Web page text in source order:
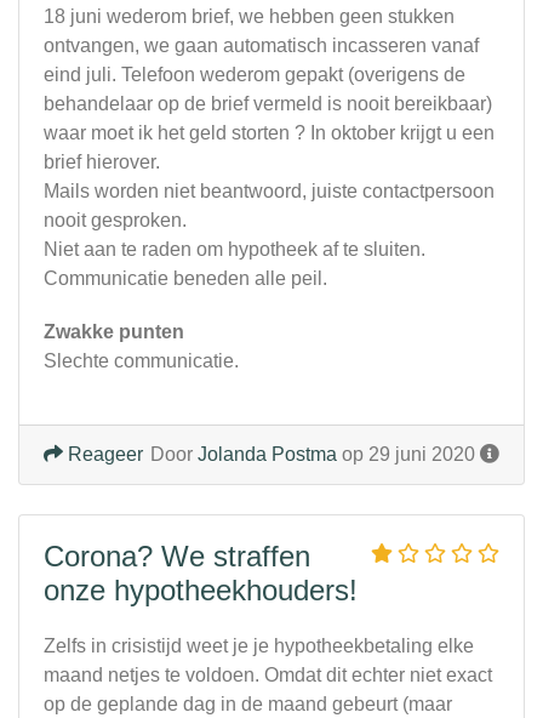
18 juni wederom brief, we hebben geen stukken
ontvangen, we gaan automatisch incasseren vanaf
eind juli. Telefoon wederom gepakt (overigens de
behandelaar op de brief vermeld is nooit bereikbaar)
waar moet ik het geld storten ? In oktober krijgt u een
brief hierover.
Mails worden niet beantwoord, juiste contactpersoon
nooit gesproken.
Niet aan te raden om hypotheek af te sluiten.
Communicatie beneden alle peil.
Zwakke punten
Slechte communicatie.
Door Jolanda Postma op 29 juni 2020
Reageer
Corona? We straffen
onze hypotheekhouders!
Zelfs in crisistijd weet je je hypotheekbetaling elke
maand netjes te voldoen. Omdat dit echter niet exact
op de geplande dag in de maand gebeurt (maar